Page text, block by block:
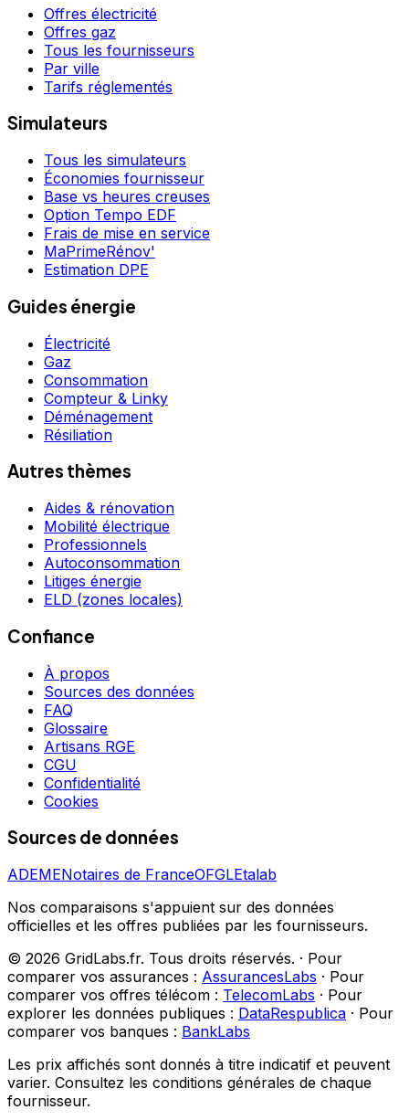
Offres électricité
Offres gaz
Tous les fournisseurs
Par ville
Tarifs réglementés
Simulateurs
Tous les simulateurs
Économies fournisseur
Base vs heures creuses
Option Tempo EDF
Frais de mise en service
MaPrimeRénov'
Estimation DPE
Guides énergie
Électricité
Gaz
Consommation
Compteur & Linky
Déménagement
Résiliation
Autres thèmes
Aides & rénovation
Mobilité électrique
Professionnels
Autoconsommation
Litiges énergie
ELD (zones locales)
Confiance
À propos
Sources des données
FAQ
Glossaire
Artisans RGE
CGU
Confidentialité
Cookies
Sources de données
ADEMENotaires de FranceOFGLEtalab
Nos comparaisons s'appuient sur des données
officielles et les offres publiées par les fournisseurs.
© 2026 GridLabs.fr. Tous droits réservés. · Pour
comparer vos assurances : AssurancesLabs · Pour
comparer vos offres télécom : TelecomLabs · Pour
explorer les données publiques : DataRespublica · Pour
comparer vos banques : BankLabs
Les prix affichés sont donnés à titre indicatif et peuvent
varier. Consultez les conditions générales de chaque
fournisseur.